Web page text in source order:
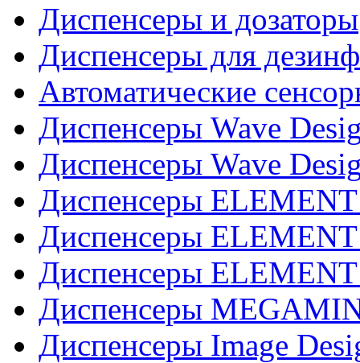
Диспенсеры и дозаторы
Диспенсеры для
Автоматические
Диспенсеры Wave
Диспенсеры Wave
Диспенсеры
Диспенсеры
Диспенсеры
Диспенсеры
Диспенсеры Image